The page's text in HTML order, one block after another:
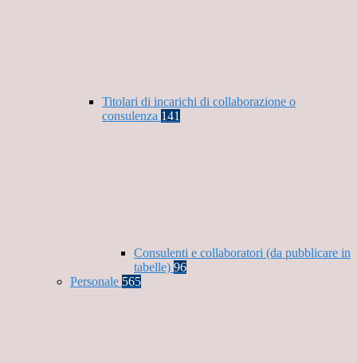
Titolari di incarichi di collaborazione o
consulenza 141
Consulenti e collaboratori (da pubblicare in
tabelle) 96
Personale 565